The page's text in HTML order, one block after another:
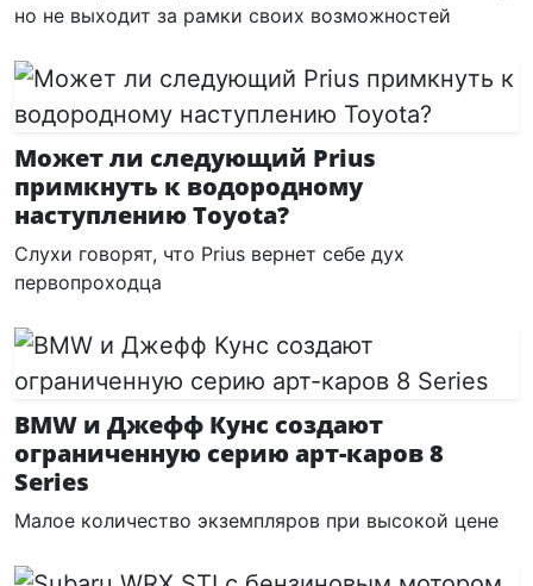
но не выходит за рамки своих возможностей
Может ли следующий Prius
примкнуть к водородному
наступлению Toyota?
Слухи говорят, что Prius вернет себе дух
первопроходца
BMW и Джефф Кунс создают
ограниченную серию арт-каров 8
Series
Малое количество экземпляров при высокой цене